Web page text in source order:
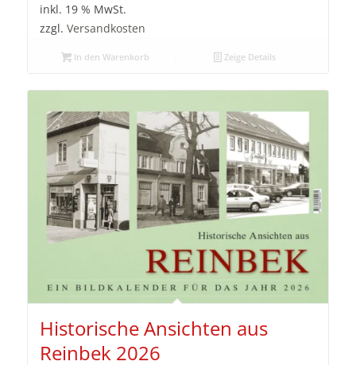
inkl. 19 % MwSt.
zzgl. Versandkosten
In den Warenkorb Zeige Details
Historische Ansichten aus
Reinbek 2026